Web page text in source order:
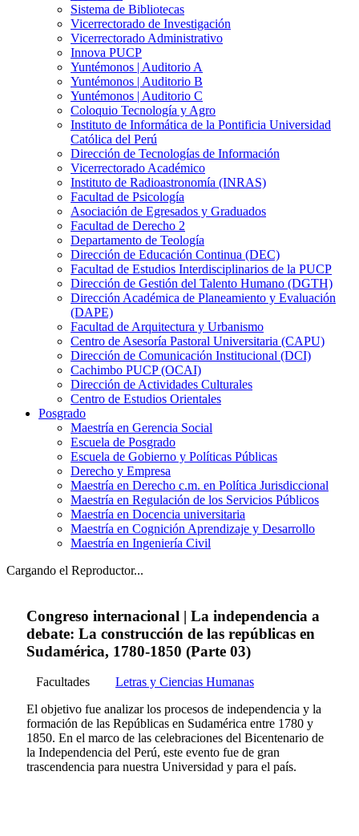
Sistema de Bibliotecas
Vicerrectorado de Investigación
Vicerrectorado Administrativo
Innova PUCP
Yuntémonos | Auditorio A
Yuntémonos | Auditorio B
Yuntémonos | Auditorio C
Coloquio Tecnología y Agro
Instituto de Informática de la Pontificia Universidad
Católica del Perú
Dirección de Tecnologías de Información
Vicerrectorado Académico
Instituto de Radioastronomía (INRAS)
Facultad de Psicología
Asociación de Egresados y Graduados
Facultad de Derecho 2
Departamento de Teología
Dirección de Educación Continua (DEC)
Facultad de Estudios Interdisciplinarios de la PUCP
Dirección de Gestión del Talento Humano (DGTH)
Dirección Académica de Planeamiento y Evaluación
(DAPE)
Facultad de Arquitectura y Urbanismo
Centro de Asesoría Pastoral Universitaria (CAPU)
Dirección de Comunicación Institucional (DCI)
Cachimbo PUCP (OCAI)
Dirección de Actividades Culturales
Centro de Estudios Orientales
Posgrado
Maestría en Gerencia Social
Escuela de Posgrado
Escuela de Gobierno y Políticas Públicas
Derecho y Empresa
Maestría en Derecho c.m. en Política Jurisdiccional
Maestría en Regulación de los Servicios Públicos
Maestría en Docencia universitaria
Maestría en Cognición Aprendizaje y Desarrollo
Maestría en Ingeniería Civil
Cargando el Reproductor...
Congreso internacional | La independencia a
debate: La construcción de las repúblicas en
Sudamérica, 1780-1850 (Parte 03)
Facultades
Letras y Ciencias Humanas
El objetivo fue analizar los procesos de independencia y la
formación de las Repúblicas en Sudamérica entre 1780 y
1850. En el marco de las celebraciones del Bicentenario de
la Independencia del Perú, este evento fue de gran
trascendencia para nuestra Universidad y para el país.